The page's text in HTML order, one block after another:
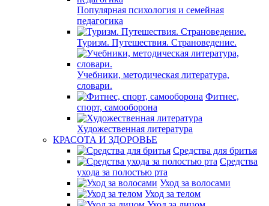
Популярная психология и семейная
педагогика
Туризм. Путешествия. Страноведение.
Учебники, методическая литература,
словари.
Фитнес,
спорт, самооборона
Художественная литература
КРАСОТА И ЗДОРОВЬЕ
Средства для бритья
Средства
ухода за полостью рта
Уход за волосами
Уход за телом